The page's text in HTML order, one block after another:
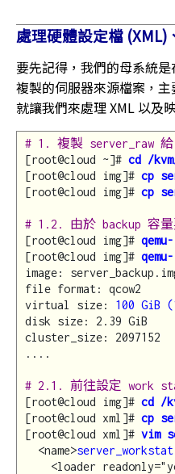
處理硬體設定檔
要先記得，我們的母系統
複製的伺服器來源檔案，
就讓我們來處理 XML 以及
# 1. 複製 server_raw
[root@cloud ~]# cd /
[root@cloud img]# cp
[root@cloud img]# cp
# 1.2. 由於 backup 容量
[root@cloud img]#
[root@cloud img]#
image:
file format: qcow2
virtual size: 100 GiB
disk size: 2.39 GiB
cluster_size: 2097152
....
# 2.1. 前往設定 work
[root@cloud img]# cd /
[root@cloud xml]# cp
[root@cloud xml]# vim
  <name>
<loader